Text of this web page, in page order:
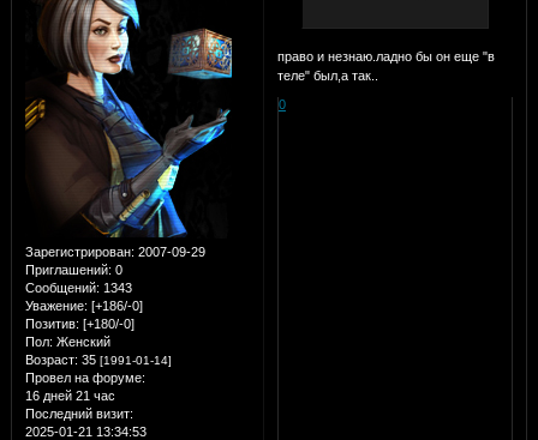
Зарегистрирован: 2007-09-29
Приглашений: 0
Сообщений: 1343
Уважение: [+186/-0]
Позитив: [+180/-0]
Пол: Женский
Возраст: 35 [1991-01-14]
Провел на форуме:
16 дней 21 час
Последний визит:
2025-01-21 13:34:53
право и незнаю.ладно бы он еще "в
теле" был,а так..
0